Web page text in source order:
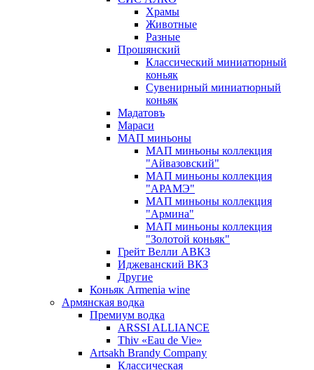
Храмы
Животные
Разные
Прошянский
Классический миниатюрный
коньяк
Сувенирный миниатюрный
коньяк
Мадатовъ
Мараси
МАП миньоны
МАП миньоны коллекция
"Айвазовский"
МАП миньоны коллекция
"АРАМЭ"
МАП миньоны коллекция
"Армина"
МАП миньоны коллекция
"Золотой коньяк"
Грейт Велли АВКЗ
Иджеванский ВКЗ
Другие
Коньяк Armenia wine
Армянская водка
Премиум водка
ARSSI ALLIANCE
Thiv «Eau de Vie»
Artsakh Brandy Company
Классическая